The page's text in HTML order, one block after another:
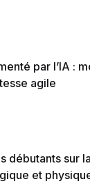
par l’IA :
agile
débutants sur
et